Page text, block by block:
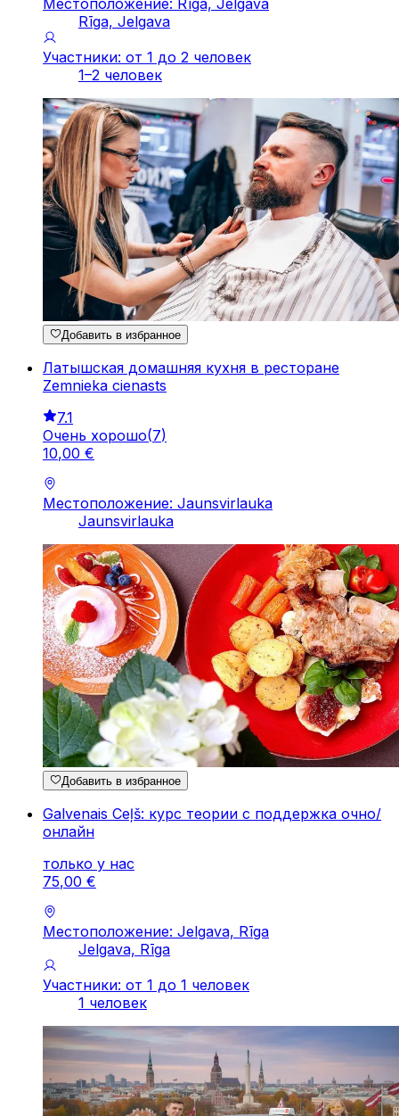
Rīga, Jelgava
Участники: от 1 до 2 человек
1–2 человек
Добавить в избранное
Латышская домашняя кухня в ресторане
Zemnieka cienasts
7.1
Очень хорошо(7)
10,00 €
Местоположение: Jaunsvirlauka
Jaunsvirlauka
Добавить в избранное
Galvenais Ceļš: курс теории с поддержка очно/
онлайн
только у нас
75,00 €
Местоположение: Jelgava, Rīga
Jelgava, Rīga
Участники: от 1 до 1 человек
1 человек